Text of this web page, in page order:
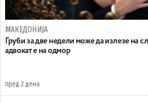
МАКЕДОНИЈА
Груби за две недели може да излезе на
адвокат е на одмор
пред 2 дена